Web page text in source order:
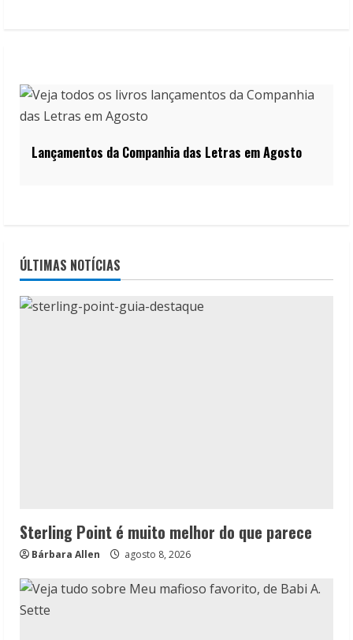
Lançamentos da Companhia das Letras em Agosto
ÚLTIMAS NOTÍCIAS
Sterling Point é muito melhor do que parece
Bárbara Allen agosto 8, 2026